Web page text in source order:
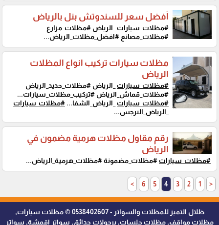
أفضل سعر للسندوتش بنل بالرياض
#مظلات_سيارات _الرياض #مظلات_مزارع
#مظلات_مصانع #افضل_مظلات_الرياض...
مظلات سيارات تركيب انواع المظلات
الرياض
#مظلات_سيارات _الرياض #مظلات_حديد_الرياض
#مظلات_قماش_الرياض #تركيب_مظلات_سيارات...
#مظلات_سيارات _الرياض_الشفا... #مظلات_سيارات
_الرياض_النرجس...
رقم مقاول مظلات هرمية مضمون في
الرياض
#مظلات_سيارات #مظلات_مضمونة #مظلات_هرمية_الرياض...
<
1
2
3
4
5
6
>
ظلال التميز للمظلات والسواتر - 0538402607 © مظلات سيارات,
مظلات مواقف, مظلات جلسات, برجولات حدائق, سواتر اقمشة, سواتر